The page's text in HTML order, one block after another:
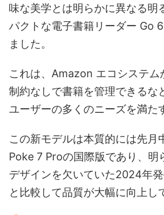
味な美学とは明らかに異なる明
パクトな電子書籍リーダー Go
ました。
これは、Amazon エコシステム
制約なしで書籍を管理できるな
ユーザーの多くのニーズを満た
この新モデルは本質的には先月
Poke 7 Proの国際版であり、明
デザインを欠いていた2024年
と比較して品質が大幅に向上し